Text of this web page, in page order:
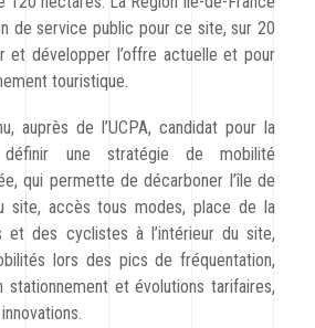
de service public pour ce site, sur 20
et développer l’offre actuelle et pour
touristique.
auprès de l’UCPA, candidat pour la
définir une stratégie de mobilité
qui permette de décarboner l’île de
site, accès tous modes, place de la
et des cyclistes à l’intérieur du site,
lors des pics de fréquentation,
stationnement et évolutions tarifaires,